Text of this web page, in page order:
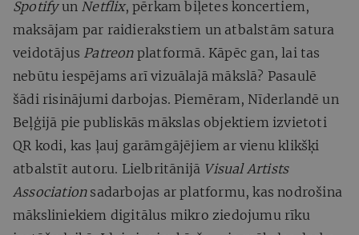
Spotifyun Netflix, pērkam biļetes koncertiem,
maksājam par raidierakstiem un atbalstām satura
veidotājus Patreon platformā. Kāpēc gan, lai tas
nebūtu iespējams arī vizuālajā mākslā? Pasaulē
šādi risinājumi darbojas. Piemēram, Nīderlandē un
Beļģijā pie publiskās mākslas objektiem izvietoti
QR kodi, kas ļauj garāmgājējiem ar vienu klikšķi
atbalstīt autoru. Lielbritānijā Visual Artists
Association sadarbojas ar platformu, kas nodrošina
māksliniekiem digitālus mikro ziedojumu rīku